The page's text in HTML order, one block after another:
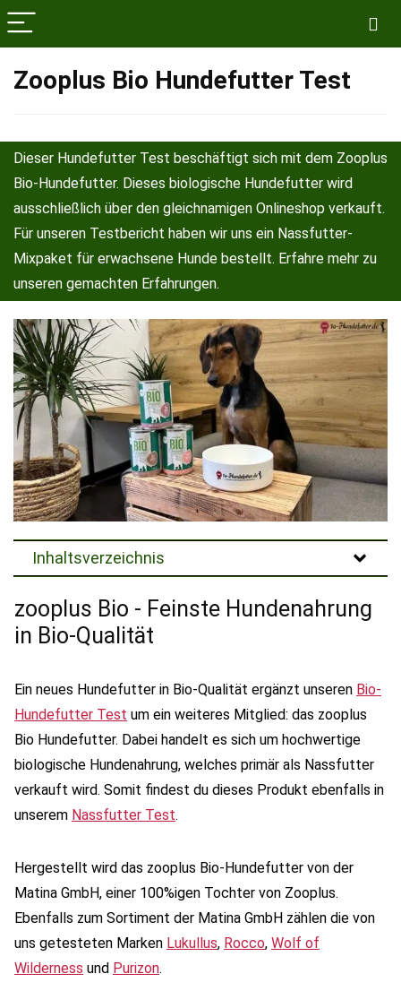
Zooplus Bio Hundefutter Test
Dieser Hundefutter Test beschäftigt sich mit dem Zooplus
Bio-Hundefutter. Dieses biologische Hundefutter wird
ausschließlich über den gleichnamigen Onlineshop verkauft.
Für unseren Testbericht haben wir uns ein Nassfutter-
Mixpaket für erwachsene Hunde bestellt. Erfahre mehr zu
unseren gemachten Erfahrungen.
Inhaltsverzeichnis
zooplus Bio - Feinste Hundenahrung
in Bio-Qualität
Ein neues Hundefutter in Bio-Qualität ergänzt unseren Bio-
Hundefutter Test um ein weiteres Mitglied: das zooplus
Bio Hundefutter. Dabei handelt es sich um hochwertige
biologische Hundenahrung, welches primär als Nassfutter
verkauft wird. Somit findest du dieses Produkt ebenfalls in
unserem Nassfutter Test.
Hergestellt wird das zooplus Bio-Hundefutter von der
Matina GmbH, einer 100%igen Tochter von Zooplus.
Ebenfalls zum Sortiment der Matina GmbH zählen die von
uns getesteten Marken Lukullus, Rocco, Wolf of
Wilderness und Purizon.